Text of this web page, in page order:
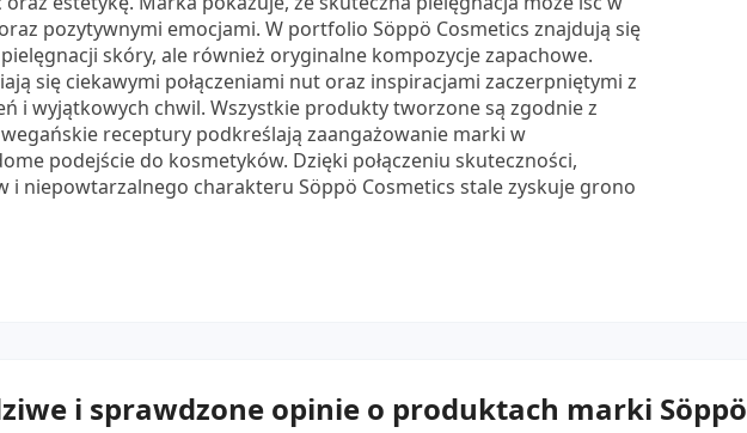
pozytywnymi emocjami. W portfolio Söppö Cosmetics znajdują się
skóry, ale również oryginalne kompozycje zapachowe.
się ciekawymi połączeniami nut oraz inspiracjami zaczerpniętymi z
i wyjątkowych chwil. Wszystkie produkty tworzone są zgodnie z
receptury podkreślają zaangażowanie marki w
podejście do kosmetyków. Dzięki połączeniu skuteczności,
i niepowtarzalnego charakteru Söppö Cosmetics stale zyskuje grono
i sprawdzone opinie o produktach marki Söppö